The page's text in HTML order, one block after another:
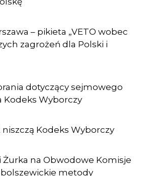
– pikieta „VETO wobec
zagrożeń dla Polski i
dotyczący sejmowego
Kodeks Wyborczy
niszczą Kodeks Wyborczy
Żurka na Obwodowe Komisje
metody